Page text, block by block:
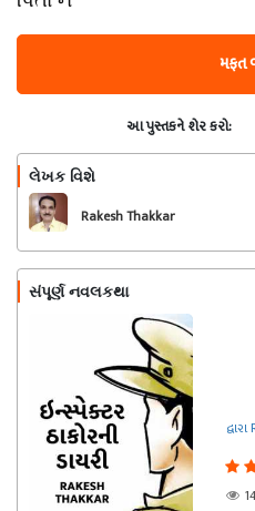
મફત
આ પુસ્તકને શેર કરો:
લેખક વિશે
Rakesh Thakkar
સંપૂર્ણ નવલકથા